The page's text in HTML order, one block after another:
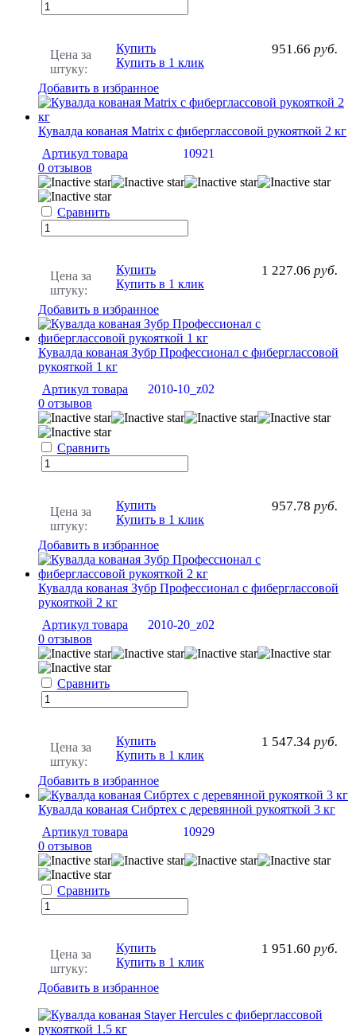
Цена за
штуку:
951.66 руб.
Купить
Купить в 1 клик
Добавить в избранное
Кувалда кованая Matrix с фиберглассовой рукояткой 2 кг
Артикул товара
10921
0 отзывов
Сравнить
Цена за
штуку:
1 227.06 руб.
Купить
Купить в 1 клик
Добавить в избранное
Кувалда кованая Зубр Профессионал с фиберглассовой
рукояткой 1 кг
Артикул товара
2010-10_z02
0 отзывов
Сравнить
Цена за
штуку:
957.78 руб.
Купить
Купить в 1 клик
Добавить в избранное
Кувалда кованая Зубр Профессионал с фиберглассовой
рукояткой 2 кг
Артикул товара
2010-20_z02
0 отзывов
Сравнить
Цена за
штуку:
1 547.34 руб.
Купить
Купить в 1 клик
Добавить в избранное
Кувалда кованая Сибртех с деревянной рукояткой 3 кг
Артикул товара
10929
0 отзывов
Сравнить
Цена за
штуку:
1 951.60 руб.
Купить
Купить в 1 клик
Добавить в избранное